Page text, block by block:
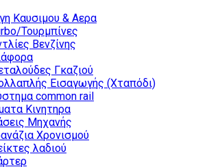
Καυσιμου & Αερα
Τουρμπίνες
Βενζίνης
Γκαζιού
Εισαγωγής (Χταπόδι)
common rail
Κινητηρα
Μηχανής
Χρονισμού
λαδιού